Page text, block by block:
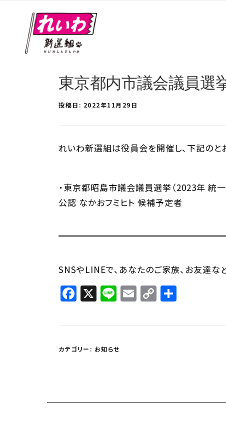
東京都内市議会議員選
投稿日: 2022年11月29日
れいわ新選組は役員会を開催し、下記の
・東京都昭島市議会議員選挙（2023年 統一
公認 なかおフミヒト 候補予定者
SNSやLINEで、あなたのご家族、お友達な
Facebook
X LineEmail
Copy
カテゴリー: お知らせ